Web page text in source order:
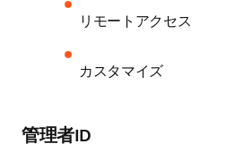
リモートアクセス
カスタマイズ
管理者ID